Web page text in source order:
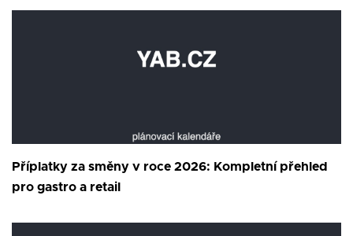
Příplatky za směny v roce 2026: Kompletní přehled
pro gastro a retail